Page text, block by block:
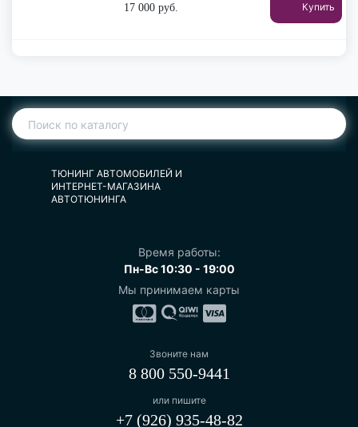
17 000 руб. Купить
ТЮНИНГ АВТОМОБИЛЕЙ И
ИНТЕРНЕТ-МАГАЗИНА
АВТОТЮНИНГА
Время работы:
Пн-Вс 10:30 - 19:00
Мы принимаем карты
Звоните нам
8 800 550-9441
или пишите
+7 (926) 935-48-82